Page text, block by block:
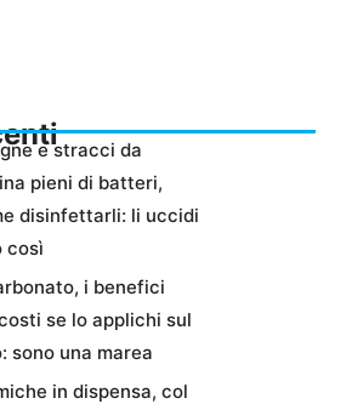
e stracci da
pieni di batteri,
disinfettarli: li uccidi
così
i benefici
se lo applichi sul
sono una marea
in dispensa, col